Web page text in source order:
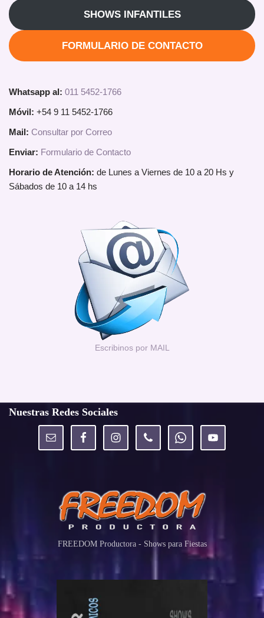
SHOWS INFANTILES
FORMULARIO DE CONTACTO
Whatsapp al: 011 5452-1766
Móvil: +54 9 11 5452-1766
Mail: Consultar por Correo
Enviar: Formulario de Contacto
Horario de Atención: de Lunes a Viernes de 10 a 20 Hs y
Sábados de 10 a 14 hs
Escribinos por MAIL
Nuestras Redes Sociales
FREEDOM Productora - Shows para Fiestas